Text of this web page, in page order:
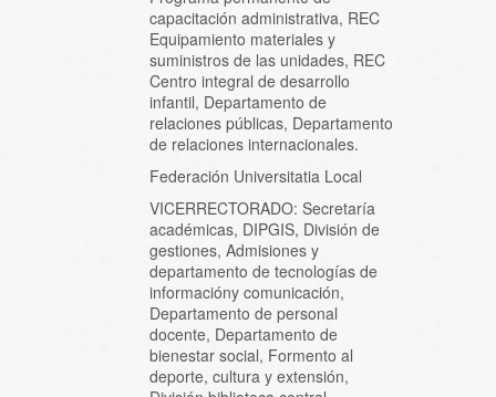
capacitación administrativa, REC
Equipamiento materiales y
suministros de las unidades, REC
Centro integral de desarrollo
infantil, Departamento de
relaciones públicas, Departamento
de relaciones internacionales.
Federación Universitatia Local
VICERRECTORADO: Secretaría
académicas, DIPGIS, División de
gestiones, Admisiones y
departamento de tecnologías de
informacióny comunicación,
Departamento de personal
docente, Departamento de
bienestar social, Formento al
deporte, cultura y extensión,